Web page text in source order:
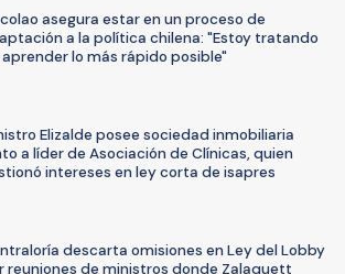
asegura estar en un proceso de
a la política chilena: "Estoy tratando
lo más rápido posible"
Elizalde posee sociedad inmobiliaria
a líder de Asociación de Clínicas, quien
intereses en ley corta de isapres
descarta omisiones en Ley del Lobby
reuniones de ministros donde Zalaquett